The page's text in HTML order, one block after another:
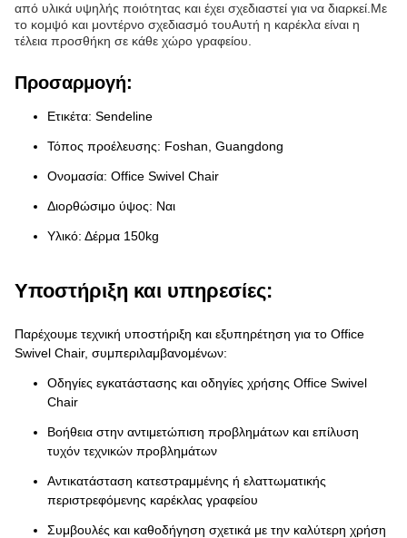
από υλικά υψηλής ποιότητας και έχει σχεδιαστεί για να διαρκεί.Με
το κομψό και μοντέρνο σχεδιασμό τουΑυτή η καρέκλα είναι η
τέλεια προσθήκη σε κάθε χώρο γραφείου.
Προσαρμογή:
Ετικέτα: Sendeline
Τόπος προέλευσης: Foshan, Guangdong
Ονομασία: Office Swivel Chair
Διορθώσιμο ύψος: Ναι
Υλικό: Δέρμα 150kg
Υποστήριξη και υπηρεσίες:
Παρέχουμε τεχνική υποστήριξη και εξυπηρέτηση για το Office
Swivel Chair, συμπεριλαμβανομένων:
Οδηγίες εγκατάστασης και οδηγίες χρήσης Office Swivel
Chair
Βοήθεια στην αντιμετώπιση προβλημάτων και επίλυση
τυχόν τεχνικών προβλημάτων
Αντικατάσταση κατεστραμμένης ή ελαττωματικής
περιστρεφόμενης καρέκλας γραφείου
Συμβουλές και καθοδήγηση σχετικά με την καλύτερη χρήση